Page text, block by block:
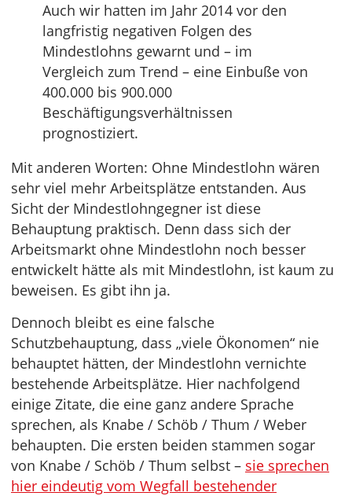
Auch wir hatten im Jahr 2014 vor den
langfristig negativen Folgen des
Mindestlohns gewarnt und – im
Vergleich zum Trend – eine Einbuße von
400.000 bis 900.000
Beschäftigungsverhältnissen
prognostiziert.
Mit anderen Worten: Ohne Mindestlohn wären
sehr viel mehr Arbeitsplätze entstanden. Aus
Sicht der Mindestlohngegner ist diese
Behauptung praktisch. Denn dass sich der
Arbeitsmarkt ohne Mindestlohn noch besser
entwickelt hätte als mit Mindestlohn, ist kaum zu
beweisen. Es gibt ihn ja.
Dennoch bleibt es eine falsche
Schutzbehauptung, dass „viele Ökonomen“ nie
behauptet hätten, der Mindestlohn vernichte
bestehende Arbeitsplätze. Hier nachfolgend
einige Zitate, die eine ganz andere Sprache
sprechen, als Knabe / Schöb / Thum / Weber
behaupten. Die ersten beiden stammen sogar
von Knabe / Schöb / Thum selbst – sie sprechen
hier eindeutig vom Wegfall bestehender